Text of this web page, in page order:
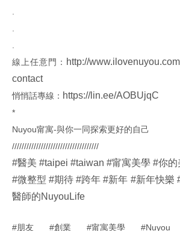
線上任意門： http://
contact
悄悄話專線： https://lin.ee/AOBUjqC
*
Nuyou甯寓-與你一同探索更好的自己
////////////////////////////////////
#醫美 #taipei #taiwan #甯寓美學 #你的
#微整型 #期待 #跨年 #新年 #新年快樂
醫師的NuyouLife
朋友 創業 甯寓美學 Nuyou